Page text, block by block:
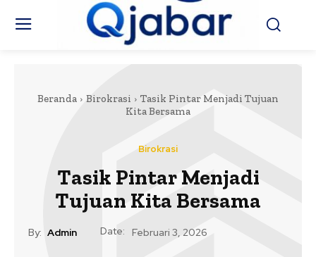
Beranda Birokrasi
Tasik Pintar Menjadi Tujuan
Kita Bersama
Birokrasi
Tasik Pintar Menjadi
Tujuan Kita Bersama
By: Admin Date: Februari 3, 2026